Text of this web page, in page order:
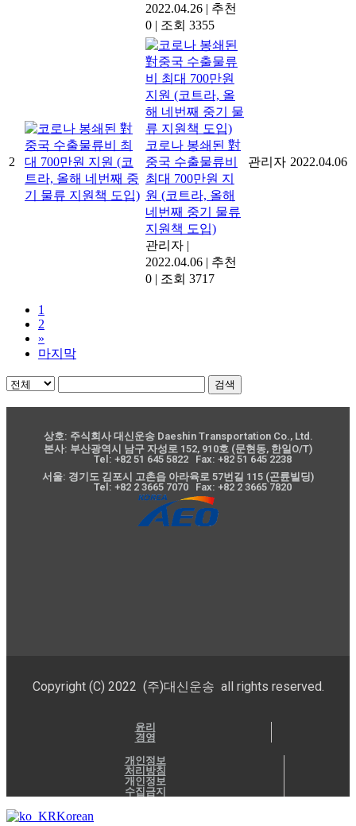
2022.04.26 | 추천
0 | 조회 3355
2
코로나 봉쇄된 對
중국 수출물류비
최대 700만원 지
원 (코트라, 올해
네번째 중기 물류
지원책 도입)
관리자 |
2022.04.06 | 추천
0 | 조회 3717
관리자 2022.04.06
1
2
»
마지막
검색
상호: 주식회사 대신운송 Daeshin Transportation Co., Ltd.
본사: 부산광역시 남구 자성로 152, 910호 (문현동, 한일O/T)
Tel: +82 51 645 5822 Fax: +82 51 645 2238
서울: 경기도 김포시 고촌읍 아라육로 57번길 115 (곤륜빌딩)
Tel: +82 2 3665 7070 Fax: +82 2 3665 7820
Copyright (C) 2022 (주)대신운송 all rights reserved.
윤리
경영
개인정보
처리방침
개인정보
수집금지
Korean